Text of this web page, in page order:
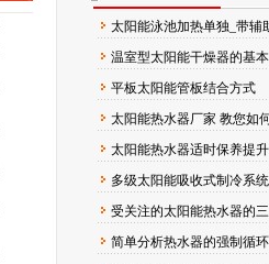
太阳能泳池加热单独_带辅
温室型太阳能干燥器的基
平板太阳能管板结合方式
太阳能热水器厂家 教您如
太阳能热水器适时保养提
多级太阳能吸收式制冷系
受关注的太阳能热水器的
简单分析热水器的强制循